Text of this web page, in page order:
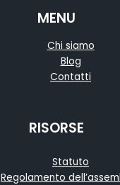
MENU
Chi siamo
Blog
Contatti
RISORSE
Statuto
Regolamento